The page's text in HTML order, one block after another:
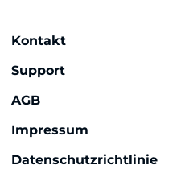
Kontakt
Support
AGB
Impressum
Datenschutzrichtlinie